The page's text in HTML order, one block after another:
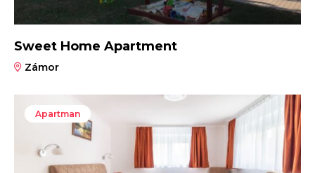
Sweet Home Apartment
Zámor
Apartman